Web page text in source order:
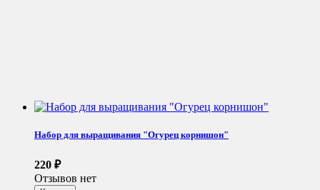
Набор для выращивания "Огурец корнишон"
220 ₽
Отзывов нет